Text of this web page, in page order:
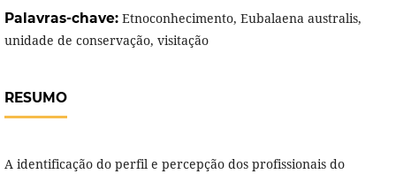
Palavras-chave: Etnoconhecimento, Eubalaena australis,
unidade de conservação, visitação
RESUMO
A identificação do perfil e percepção dos profissionais do